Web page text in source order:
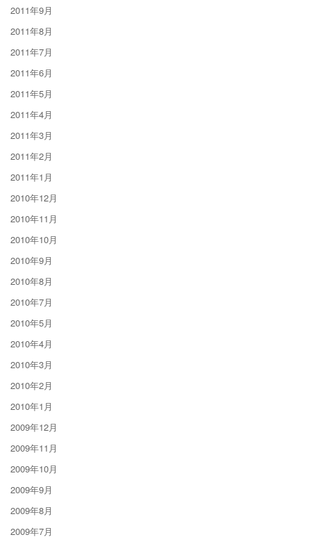
2011年9月
2011年8月
2011年7月
2011年6月
2011年5月
2011年4月
2011年3月
2011年2月
2011年1月
2010年12月
2010年11月
2010年10月
2010年9月
2010年8月
2010年7月
2010年5月
2010年4月
2010年3月
2010年2月
2010年1月
2009年12月
2009年11月
2009年10月
2009年9月
2009年8月
2009年7月